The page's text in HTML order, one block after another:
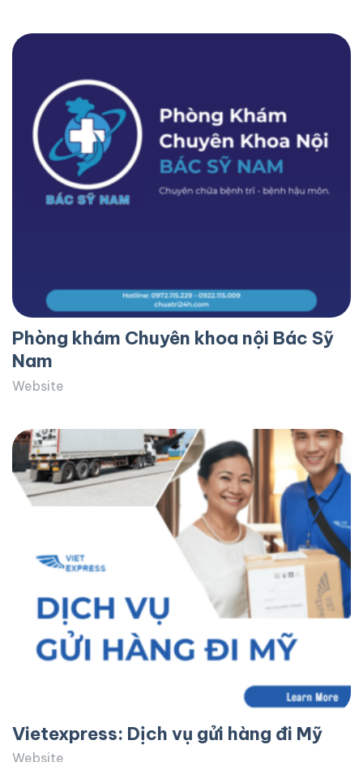
Phòng khám Chuyên khoa nội Bác Sỹ
Nam
Website
Vietexpress: Dịch vụ gửi hàng đi Mỹ
Website